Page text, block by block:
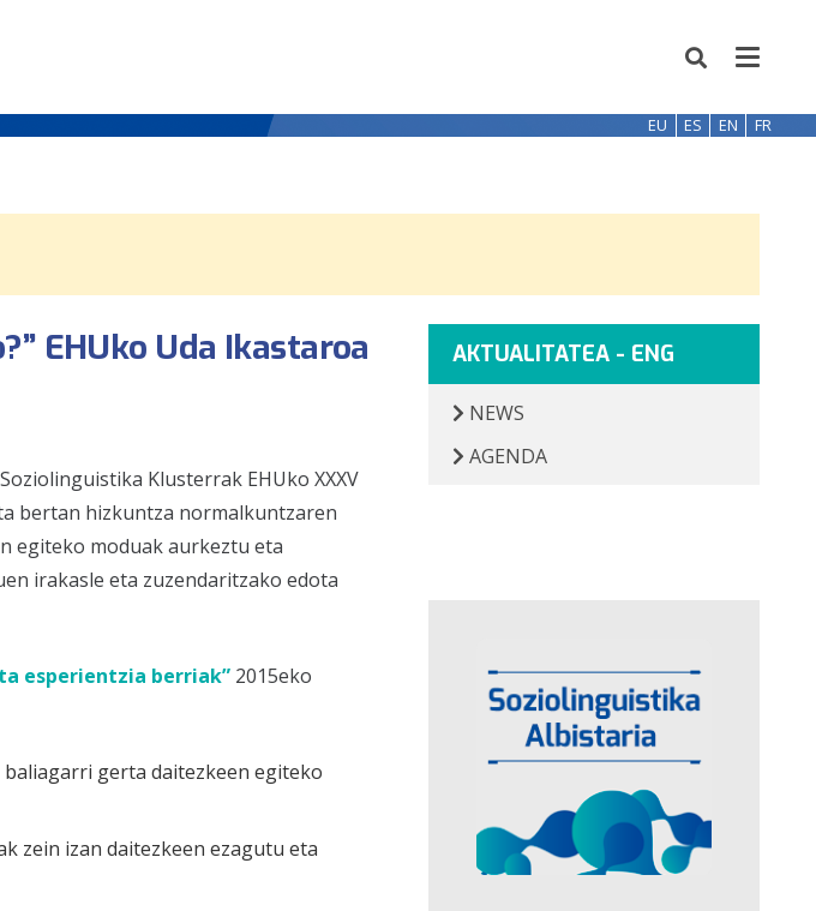
EU ES EN FR
EHUko Uda Ikastaroa
Klusterrak EHUko XXXV
bertan hizkuntza normalkuntzaren
egiteko moduak aurkeztu eta
irakasle eta zuzendaritzako edota
esperientzia berriak” 2015eko
gerta daitezkeen egiteko
zein izan daitezkeen ezagutu eta
AKTUALITATEA - ENG
NEWS
AGENDA